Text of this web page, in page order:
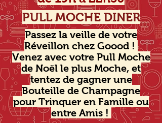
PULL MOCHE DINER
Passez la veille de votre
Réveillon chez Goood !
Venez avec votre Pull Moche
de Noël le plus Moche, et
tentez de gagner une
Bouteille de Champagne
pour Trinquer en Famille ou
entre Amis !